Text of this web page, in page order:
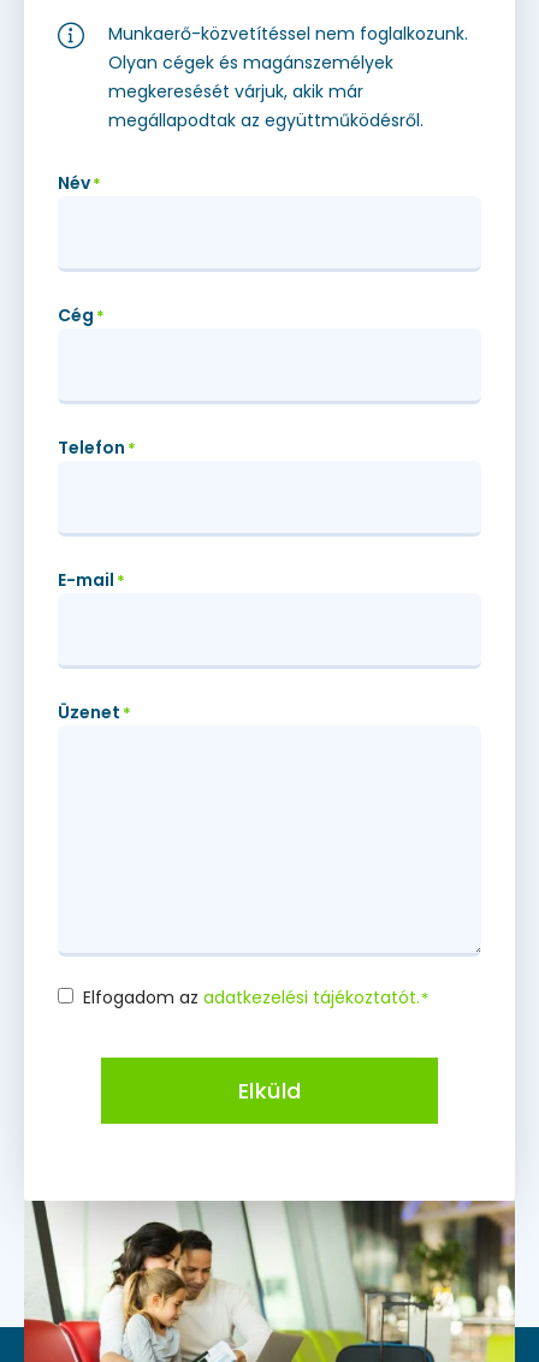
Munkaerő-közvetítéssel nem foglalkozunk.
Olyan cégek és magánszemélyek
megkeresését várjuk, akik már
megállapodtak az együttműködésről.
Név*
Cég *
Telefon *
E-mail *
Üzenet *
Consent*
Elfogadom az adatkezelési tájékoztatót.*
Elküld